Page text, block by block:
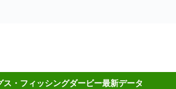
ス・フィッシングダービー最新データ